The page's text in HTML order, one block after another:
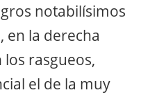
notabilísimos
en la derecha
rasgueos,
el de la muy